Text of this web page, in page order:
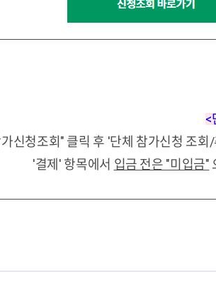
<
신청조회" 클릭 후 '단체 참가신청 조
'결제' 항목에서 입금 전은 "미입금"